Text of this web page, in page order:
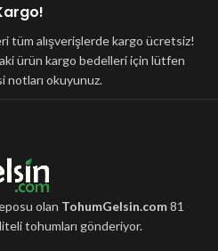
tüm alışverişlerde kargo ücretsiz!
ürün kargo bedelleri için lütfen
notları okuyunuz.
olan TohumGelsin.com81
tohumları gönderiyor.